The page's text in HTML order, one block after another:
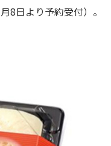
8日より予約受付）。